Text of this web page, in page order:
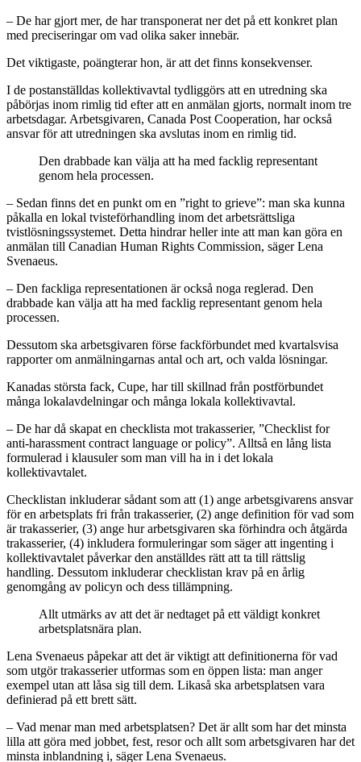
– De har gjort mer, de har transponerat ner det på ett konkret plan
med preciseringar om vad olika saker innebär.
Det viktigaste, poängterar hon, är att det finns konsekvenser.
I de postanställdas kollektivavtal tydliggörs att en utredning ska
påbörjas inom rimlig tid efter att en anmälan gjorts, normalt inom tre
arbetsdagar. Arbetsgivaren, Canada Post Cooperation, har också
ansvar för att utredningen ska avslutas inom en rimlig tid.
Den drabbade kan välja att ha med facklig representant
genom hela processen.
– Sedan finns det en punkt om en ”right to grieve”: man ska kunna
påkalla en lokal tvisteförhandling inom det arbetsrättsliga
tvistlösningssystemet. Detta hindrar heller inte att man kan göra en
anmälan till Canadian Human Rights Commission, säger Lena
Svenaeus.
– Den fackliga representationen är också noga reglerad. Den
drabbade kan välja att ha med facklig representant genom hela
processen.
Dessutom ska arbetsgivaren förse fackförbundet med kvartalsvisa
rapporter om anmälningarnas antal och art, och valda lösningar.
Kanadas största fack, Cupe, har till skillnad från postförbundet
många lokalavdelningar och många lokala kollektivavtal.
– De har då skapat en checklista mot trakasserier, ”Checklist for
anti-harassment contract language or policy”. Alltså en lång lista
formulerad i klausuler som man vill ha in i det lokala
kollektivavtalet.
Checklistan inkluderar sådant som att (1) ange arbetsgivarens ansvar
för en arbetsplats fri från trakasserier, (2) ange definition för vad som
är trakasserier, (3) ange hur arbetsgivaren ska förhindra och åtgärda
trakasserier, (4) inkludera formuleringar som säger att ingenting i
kollektivavtalet påverkar den anställdes rätt att ta till rättslig
handling. Dessutom inkluderar checklistan krav på en årlig
genomgång av policyn och dess tillämpning.
Allt utmärks av att det är nedtaget på ett väldigt konkret
arbetsplatsnära plan.
Lena Svenaeus påpekar att det är viktigt att definitionerna för vad
som utgör trakasserier utformas som en öppen lista: man anger
exempel utan att låsa sig till dem. Likaså ska arbetsplatsen vara
definierad på ett brett sätt.
– Vad menar man med arbetsplatsen? Det är allt som har det minsta
lilla att göra med jobbet, fest, resor och allt som arbetsgivaren har det
minsta inblandning i, säger Lena Svenaeus.